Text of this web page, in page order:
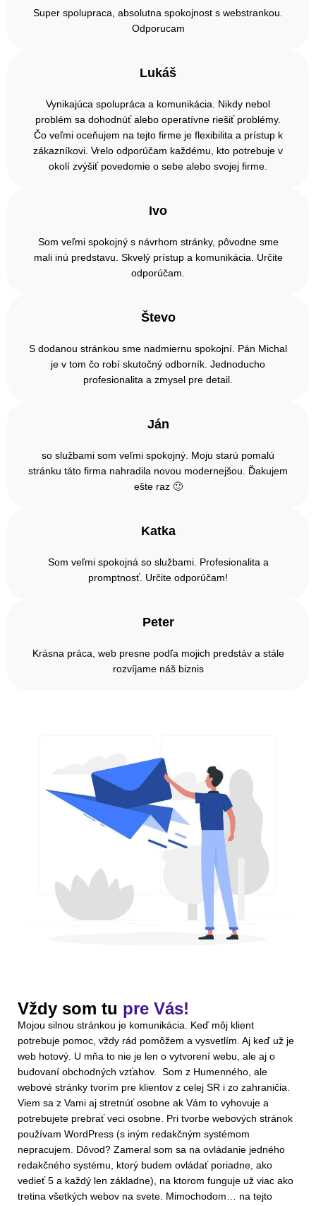
Super spolupraca, absolutna spokojnost s webstrankou.
Odporucam
Lukáš
Vynikajúca spolupráca a komunikácia. Nikdy nebol
problém sa dohodnúť alebo operatívne riešiť problémy.
Čo veľmi oceňujem na tejto firme je flexibilita a prístup k
zákazníkovi. Vrelo odporúčam každému, kto potrebuje v
okolí zvýšiť povedomie o sebe alebo svojej firme.
Ivo
Som veľmi spokojný s návrhom stránky, pôvodne sme
mali inú predstavu. Skvelý prístup a komunikácia. Určite
odporúčam.
Števo
S dodanou stránkou sme nadmiernu spokojní. Pán Michal
je v tom čo robí skutočný odborník. Jednoducho
profesionalita a zmysel pre detail.
Ján
so službami som veľmi spokojný. Moju starú pomalú
stránku táto firma nahradila novou modernejšou. Ďakujem
ešte raz 🙂
Katka
Som veľmi spokojná so službami. Profesionalita a
promptnosť. Určite odporúčam!
Peter
Krásna práca, web presne podľa mojich predstáv a stále
rozvíjame náš biznis
Vždy som tu pre Vás!
Mojou silnou stránkou je komunikácia. Keď môj klient
potrebuje pomoc, vždy rád pomôžem a vysvetlím. Aj keď už je
web hotový. U mňa to nie je len o vytvorení webu, ale aj o
budovaní obchodných vzťahov. Som z Humenného, ale
webové stránky tvorím pre klientov z celej SR i zo zahraničia.
Viem sa z Vami aj stretnúť osobne ak Vám to vyhovuje a
potrebujete prebrať veci osobne. Pri tvorbe webových stránok
používam WordPress (s iným redakčným systémom
nepracujem. Dôvod? Zameral som sa na ovládanie jedného
redakčného systému, ktorý budem ovládať poriadne, ako
vedieť 5 a každý len základne), na ktorom funguje už viac ako
tretina všetkých webov na svete. Mimochodom… na tejto